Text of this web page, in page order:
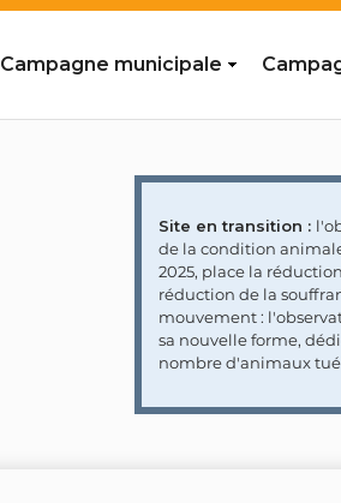
Campagne municipale
Site en transition :
de la condition
2025, place la
réduction de la
mouvement :
sa nouvelle forme,
nombre d'animaux